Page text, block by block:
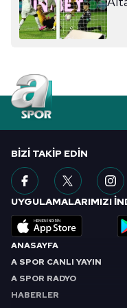
sınırlı olarak açık
Çerezlere ilişkin
için Ayarlar butonuna
Metnimizi
6698 sayılı Kişisel
ilgili mevzuata uygun
almak için lütfen
ANASAYFA
A SPOR CANLI YAYIN
A SPOR RADYO
HABERLER
BIZI TAKIP EDIN
UYGULAMALARIMIZI